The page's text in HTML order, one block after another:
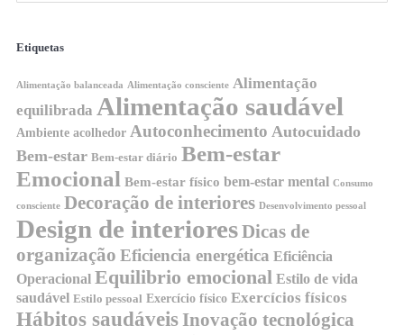
Etiquetas
Alimentação balanceada Alimentação consciente Alimentação
equilibrada Alimentação saudável
Ambiente acolhedor Autoconhecimento Autocuidado
Bem-estar Bem-estar diário Bem-estar
Emocional Bem-estar físico bem-estar mental Consumo
consciente Decoração de interiores Desenvolvimento pessoal
Design de interioresDicas de
organização Eficiencia energética Eficiência
Operacional Equilibrio emocional Estilo de vida
saudável Estilo pessoal Exercício físico Exercícios físicos
Hábitos saudáveis Inovação tecnológica